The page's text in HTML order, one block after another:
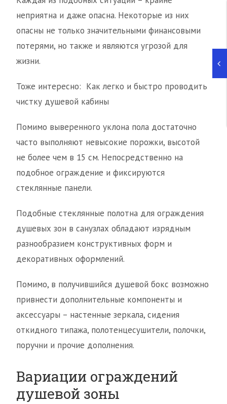
неприятна и даже опасна. Некоторые из них
опасны не только значительными финансовыми
потерями, но также и являются угрозой для
жизни.
Тоже интересно: Как легко и быстро проводить
чистку душевой кабины
Помимо выверенного уклона пола достаточно
часто выполняют невысокие порожки, высотой
не более чем в 15 см. Непосредственно на
подобное ограждение и фиксируются
стеклянные панели.
Подобные стеклянные полотна для ограждения
душевых зон в санузлах обладают изрядным
разнообразием конструктивных форм и
декоративных оформлений.
Помимо, в получившийся душевой бокс возможно
привнести дополнительные компоненты и
аксессуары – настенные зеркала, сидения
откидного типажа, полотенцесушители, полочки,
поручни и прочие дополнения.
Вариации ограждений
душевой зоны